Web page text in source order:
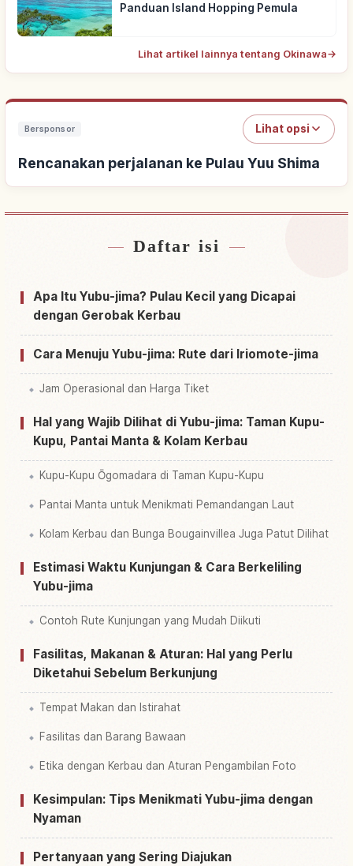
Panduan Island Hopping Pemula
Lihat artikel lainnya tentang Okinawa→
Bersponsor Lihat opsi
Rencanakan perjalanan ke Pulau Yuu Shima
Cari penginapan dekat Pulau Yuu Shima
Cari aktivitas di Pulau Yuu Shima↗
Daftar isi
Apa Itu Yubu-jima? Pulau Kecil yang Dicapai
dengan Gerobak Kerbau
Cara Menuju Yubu-jima: Rute dari Iriomote-jima
Jam Operasional dan Harga Tiket
Hal yang Wajib Dilihat di Yubu-jima: Taman Kupu-
Kupu, Pantai Manta & Kolam Kerbau
Kupu-Kupu Ōgomadara di Taman Kupu-Kupu
Pantai Manta untuk Menikmati Pemandangan Laut
Kolam Kerbau dan Bunga Bougainvillea Juga Patut Dilihat
Estimasi Waktu Kunjungan & Cara Berkeliling
Yubu-jima
Contoh Rute Kunjungan yang Mudah Diikuti
Fasilitas, Makanan & Aturan: Hal yang Perlu
Diketahui Sebelum Berkunjung
Tempat Makan dan Istirahat
Fasilitas dan Barang Bawaan
Etika dengan Kerbau dan Aturan Pengambilan Foto
Kesimpulan: Tips Menikmati Yubu-jima dengan
Nyaman
Pertanyaan yang Sering Diajukan